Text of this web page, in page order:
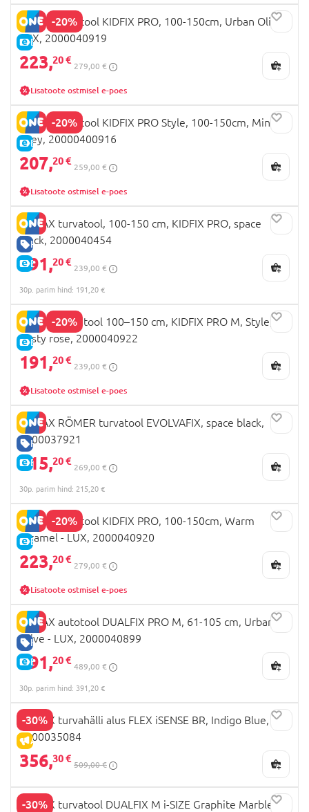
-20%
E-HIND
BRITAX autotool KIDFIX PRO, 100-150cm, Urban Olive -
LUX, 2000040919
223,20 €
279,00 €
Lisatoote ostmisel e-poes
-20%
E-HIND
BRITAX autotool KIDFIX PRO Style, 100-150cm, Mineral
Grey, 20000400916
207,20 €
259,00 €
Lisatoote ostmisel e-poes
HEA HIND
E-HIND
BRITAX turvatool, 100-150 cm, KIDFIX PRO, space
black, 2000040454
191,20 €
239,00 €
30p. parim hind: 191,20 €
-20%
E-HIND
BRITAX turvatool 100–150 cm, KIDFIX PRO M, Style,
dusty rose, 2000040922
191,20 €
239,00 €
Lisatoote ostmisel e-poes
HEA HIND
E-HIND
BRITAX RÖMER turvatool EVOLVAFIX, space black,
2000037921
215,20 €
269,00 €
30p. parim hind: 215,20 €
-20%
E-HIND
BRITAX autotool KIDFIX PRO, 100-150cm, Warm
caramel - LUX, 2000040920
223,20 €
279,00 €
Lisatoote ostmisel e-poes
HEA HIND
E-HIND
BRITAX autotool DUALFIX PRO M, 61-105 cm, Urban
Olive - LUX, 2000040899
391,20 €
489,00 €
30p. parim hind: 391,20 €
-30%
ALLAHINDLUS
BRITAX turvahälli alus FLEX iSENSE BR, Indigo Blue,
2000035084
356,30 €
509,00 €
-30%
BRITAX turvatool DUALFIX M i-SIZE Graphite Marble